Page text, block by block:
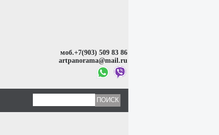
моб.+7(903) 509 83 86
artpanorama@mail.ru